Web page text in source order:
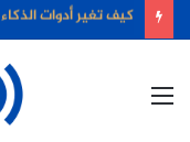
كيف تغير أدوات